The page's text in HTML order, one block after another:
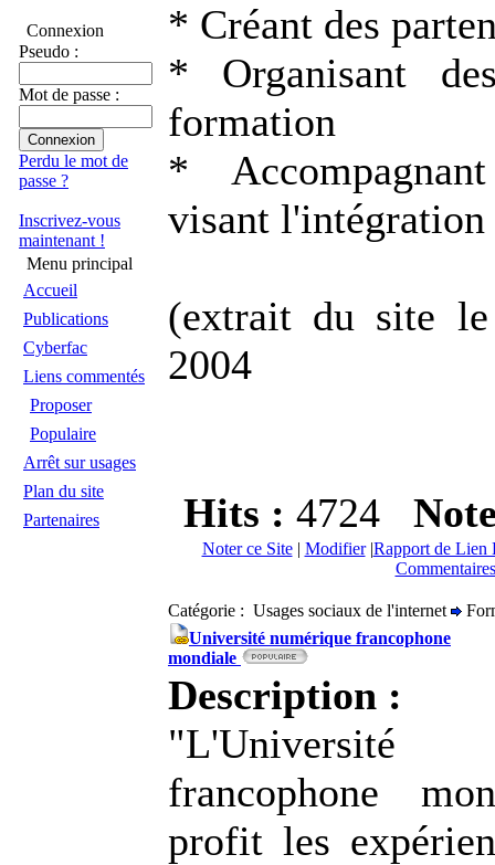
Connexion
Pseudo :
Mot de passe :
Perdu le mot de
passe ?
Inscrivez-vous
maintenant !
Menu principal
Accueil
Publications
Cyberfac
Liens commentés
Proposer
Populaire
Arrêt sur usages
Plan du site
Partenaires
* Créant des
* Organisant
formation
*
visant l'intégration
(extrait du site le
2004
Hits : 4724
Noter ce Site| Modifier|Rapport de Lien
Catégorie : Usages sociaux de l'internet
Université numérique francophone
mondiale
Description :
"L'Université
francophone
profit les